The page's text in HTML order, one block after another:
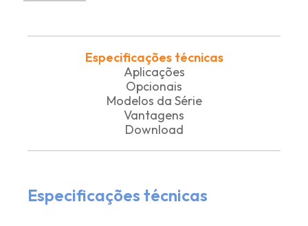
Especificações técnicas
Aplicações
Opcionais
Modelos da Série
Vantagens
Download
Especificações técnicas